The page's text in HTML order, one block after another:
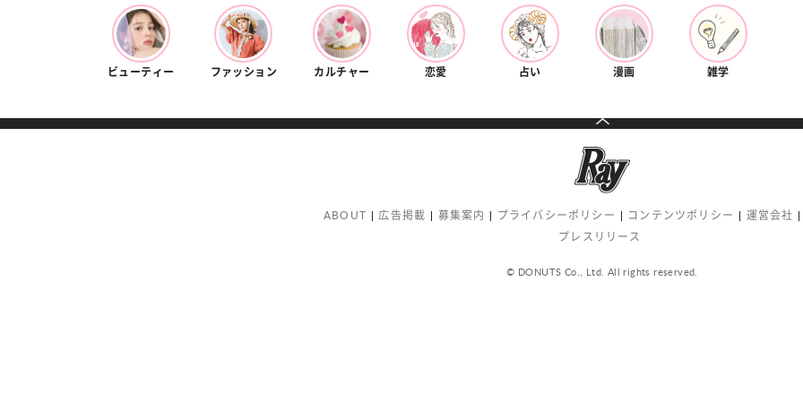
ビューティー ファッション カルチャー 恋愛 占い 漫画 雑学
ABOUT 広告掲載 募集案内 プライバシーポリシー コンテンツポリシー 運営会社
プレスリリース
© DONUTS Co., Ltd. All rights reserved.